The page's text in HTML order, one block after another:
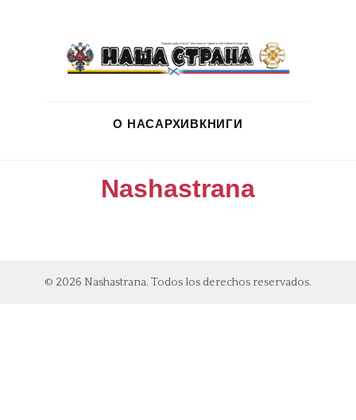
О НАСАРХИВКНИГИ
Nashastrana
© 2026 Nashastrana. Todos los derechos reservados.